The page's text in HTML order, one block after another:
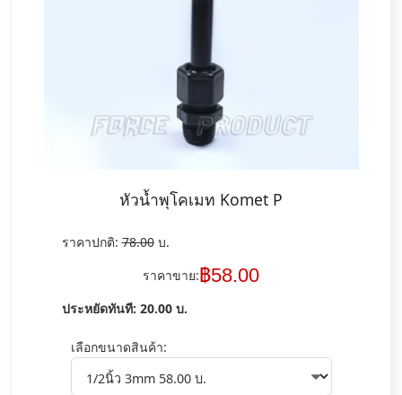
หัวน้ำพุโคเมท Komet P
ราคาปกติ:78.00บ.
ราคาขาย: ฿58.00
ประหยัดทันที: 20.00บ.
เลือกขนาดสินค้า: